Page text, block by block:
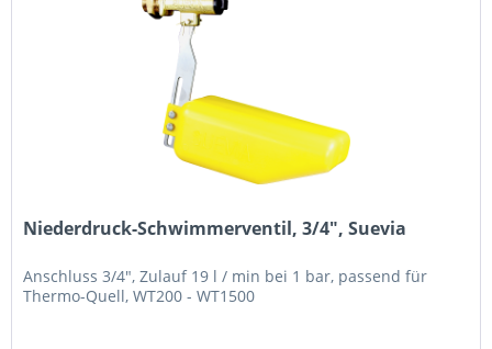
Niederdruck-Schwimmerventil, 3/4", Suevia
Anschluss 3/4", Zulauf 19 l / min bei 1 bar, passend für
Thermo-Quell, WT200 - WT1500